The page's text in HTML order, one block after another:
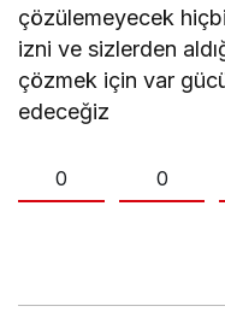
çözülemeyecek
izni ve sizlerden
çözmek için var
edeceğiz
0 0